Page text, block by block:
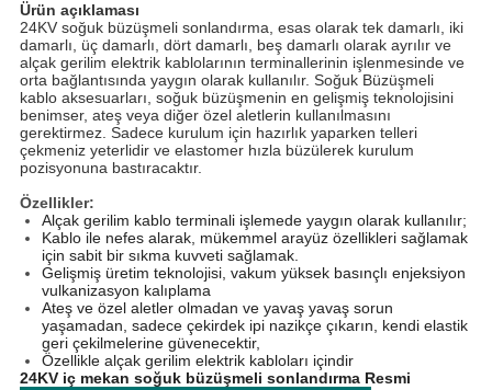
Ürün açıklaması
24KV soğuk büzüşmeli sonlandırma, esas olarak tek damarlı, iki
damarlı, üç damarlı, dört damarlı, beş damarlı olarak ayrılır ve
alçak gerilim elektrik kablolarının terminallerinin işlenmesinde ve
orta bağlantısında yaygın olarak kullanılır. Soğuk Büzüşmeli
kablo aksesuarları, soğuk büzüşmenin en gelişmiş teknolojisini
benimser, ateş veya diğer özel aletlerin kullanılmasını
gerektirmez. Sadece kurulum için hazırlık yaparken telleri
çekmeniz yeterlidir ve elastomer hızla büzülerek kurulum
pozisyonuna bastıracaktır.
Özellikler:
Alçak gerilim kablo terminali işlemede yaygın olarak kullanılır;
Kablo ile nefes alarak, mükemmel arayüz özellikleri sağlamak
için sabit bir sıkma kuvveti sağlamak.
Gelişmiş üretim teknolojisi, vakum yüksek basınçlı enjeksiyon
vulkanizasyon kalıplama
Ateş ve özel aletler olmadan ve yavaş yavaş sorun
yaşamadan, sadece çekirdek ipi nazikçe çıkarın, kendi elastik
geri çekilmelerine güvenecektir,
Özellikle alçak gerilim elektrik kabloları içindir
24KV iç mekan soğuk büzüşmeli sonlandırma Resmi